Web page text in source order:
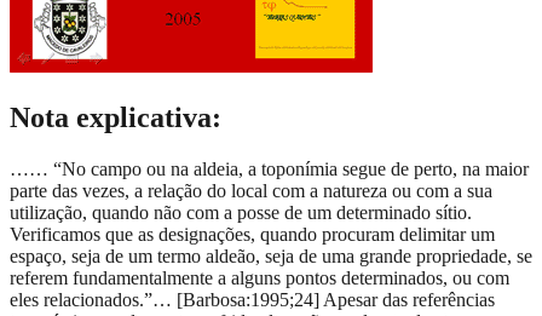
Nota explicativa:
…… “No campo ou na aldeia, a toponímia segue de perto, na maior
parte das vezes, a relação do local com a natureza ou com a sua
utilização, quando não com a posse de um determinado sítio.
Verificamos que as designações, quando procuram delimitar um
espaço, seja de um termo aldeão, seja de uma grande propriedade, se
referem fundamentalmente a alguns pontos determinados, ou com
eles relacionados.”… [Barbosa:1995;24] Apesar das referências